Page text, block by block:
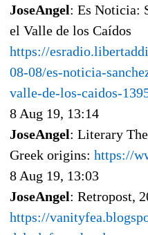
JoseAngel: Es Noticia:
el Valle de los Caídos
https://
08-08/es-noticia-
valle-de-los-caidos-
8 Aug 19, 13:14
JoseAngel: Literary
Greek origins: https://
8 Aug 19, 13:03
JoseAngel: Retropost,
https://